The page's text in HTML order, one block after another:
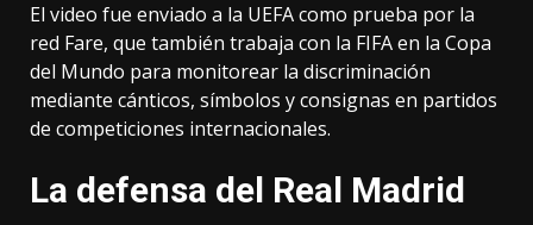
El video fue enviado a la UEFA como prueba por la
red Fare, que también trabaja con la FIFA en la Copa
del Mundo para monitorear la discriminación
mediante cánticos, símbolos y consignas en partidos
de competiciones internacionales.
La defensa del Real Madrid